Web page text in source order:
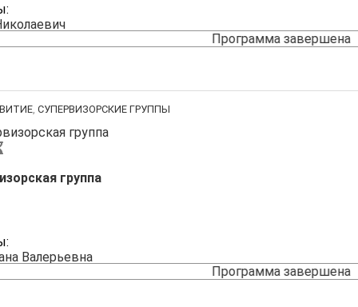
Программа завершена
, СУПЕРВИЗОРСКИЕ ГРУППЫ
группа
Валерьевна
Программа завершена